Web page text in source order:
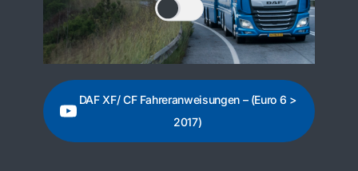
DAF XF/ CF Fahreranweisungen – (Euro 6 >
2017)